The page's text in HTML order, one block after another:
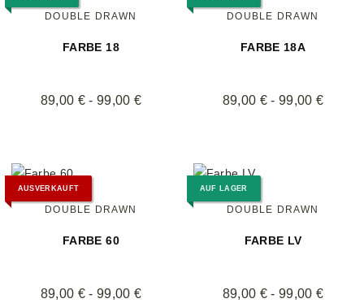
DOUBLE DRAWN
FARBE 18
89,00 € -99,00 €
DOUBLE DRAWN
FARBE 18A
89,00 € -99,00 €
AUSVERKAUFT
DOUBLE DRAWN
FARBE 60
89,00 € -99,00 €
AUF LAGER
DOUBLE DRAWN
FARBE LV
89,00 € -99,00 €